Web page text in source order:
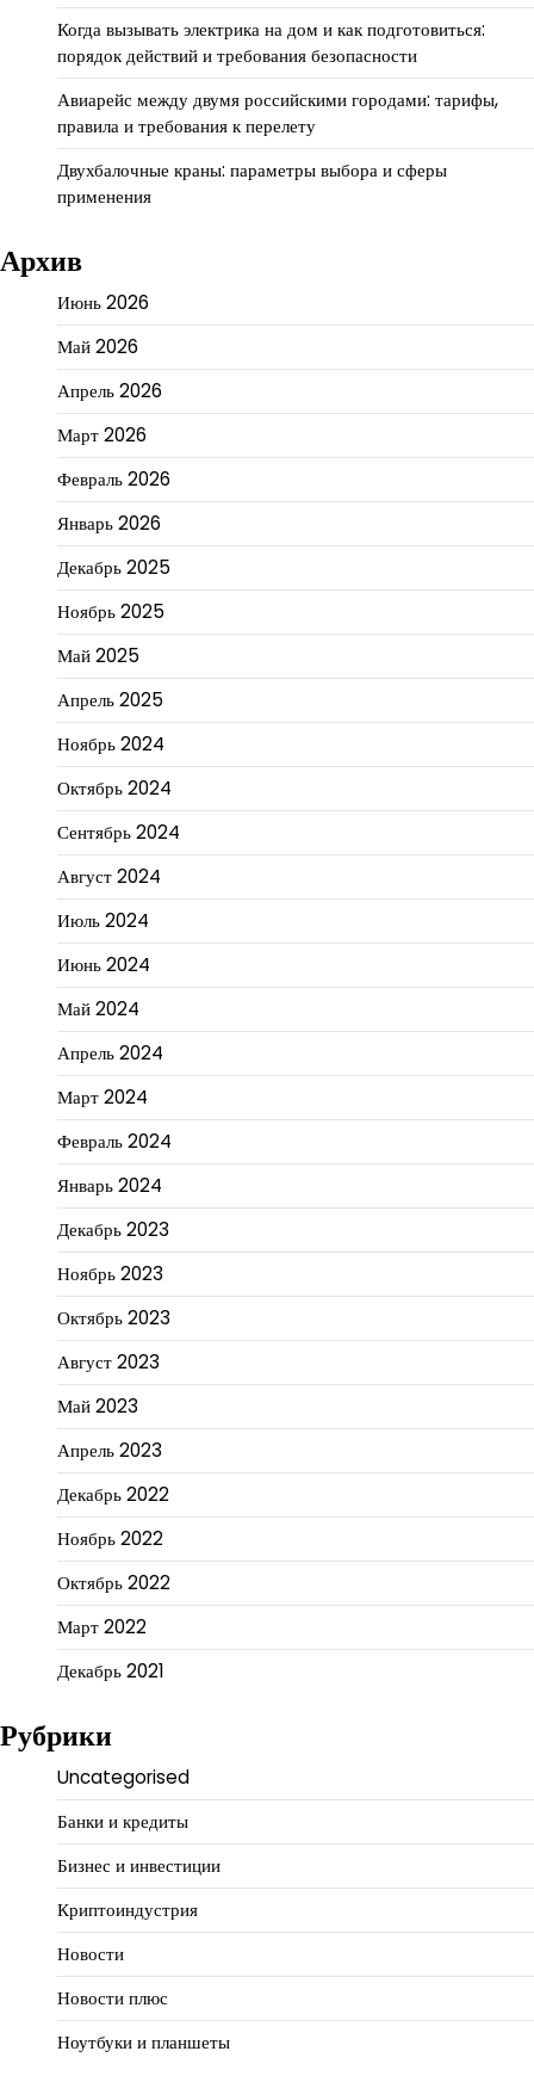
Когда вызывать электрика на дом и как подготовиться:
порядок действий и требования безопасности
Авиарейс между двумя российскими городами: тарифы,
правила и требования к перелету
Двухбалочные краны: параметры выбора и сферы
применения
Архив
Июнь 2026
Май 2026
Апрель 2026
Март 2026
Февраль 2026
Январь 2026
Декабрь 2025
Ноябрь 2025
Май 2025
Апрель 2025
Ноябрь 2024
Октябрь 2024
Сентябрь 2024
Август 2024
Июль 2024
Июнь 2024
Май 2024
Апрель 2024
Март 2024
Февраль 2024
Январь 2024
Декабрь 2023
Ноябрь 2023
Октябрь 2023
Август 2023
Май 2023
Апрель 2023
Декабрь 2022
Ноябрь 2022
Октябрь 2022
Март 2022
Декабрь 2021
Рубрики
Uncategorised
Банки и кредиты
Бизнес и инвестиции
Криптоиндустрия
Новости
Новости плюс
Ноутбуки и планшеты